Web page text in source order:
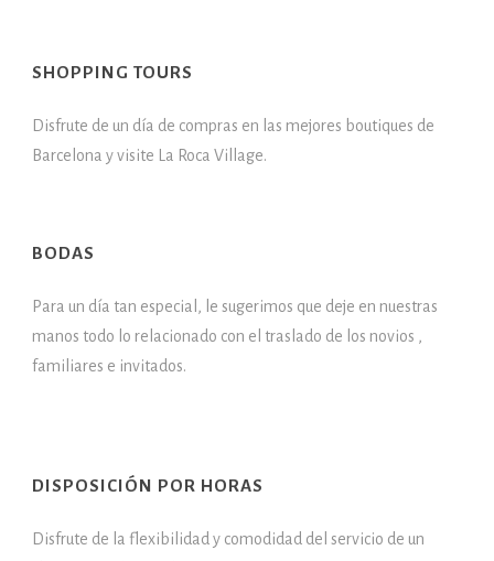
SHOPPING TOURS
Disfrute de un día de compras en las mejores boutiques de
Barcelona y visite La Roca Village.
BODAS
Para un día tan especial, le sugerimos que deje en nuestras
manos todo lo relacionado con el traslado de los novios ,
familiares e invitados.
DISPOSICIÓN POR HORAS
Disfrute de la flexibilidad y comodidad del servicio de un